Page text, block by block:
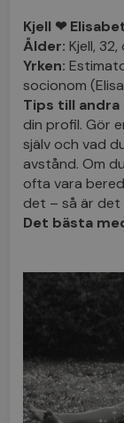
Kjell ❤
Ålder: Kjell,
Yrken:
socionom
Tips till andra
din profil. Gör
själv och vad
avstånd. Om
ofta vara
det – så är det
Det bästa